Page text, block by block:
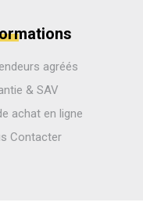
agréés
& SAV
achat en ligne
Contacter